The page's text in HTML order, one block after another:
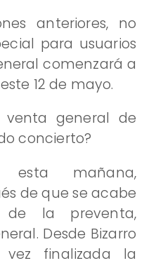
anteriores, no
para usuarios
comenzará a
12 de mayo.
venta general de
concierto?
mañana,
de que se acabe
la preventa,
Desde Bizarro
finalizada la